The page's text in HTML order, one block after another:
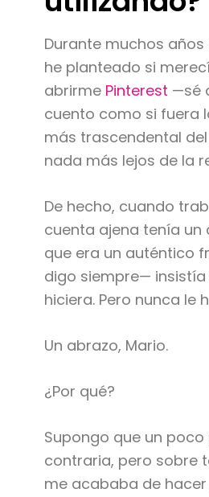
Durante muchos
he planteado si
abrirme Pinterest —sé
cuento como si fuera
más trascendental
nada más lejos de la
De hecho, cuando
cuenta ajena tenía un
que era un auténtico
digo siempre— insistía
hiciera. Pero nunca le
Un abrazo, Mario.
¿Por qué?
Supongo que un poco
contraria, pero sobre
me acababa de